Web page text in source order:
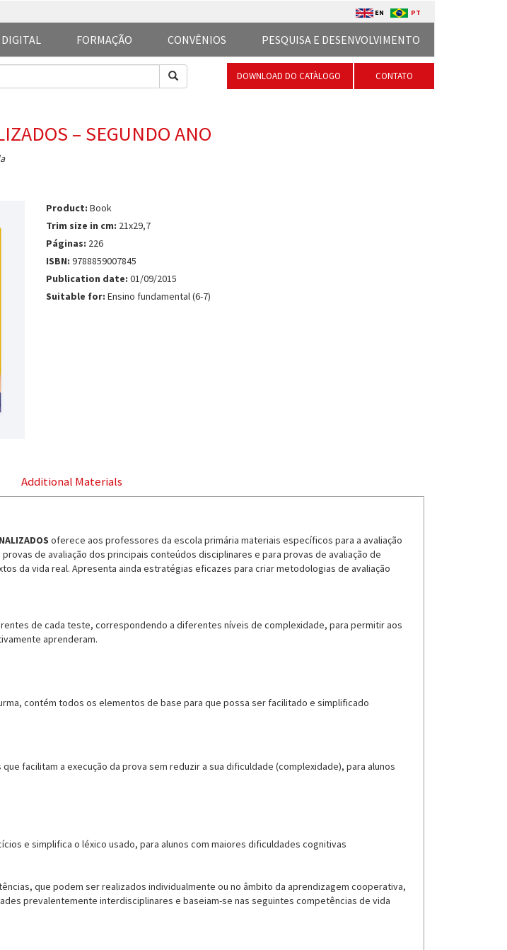
EN PT
PESQUISA E DESENVOLVIMENTO
CONVÊNIOS
FORMAÇÃO
DIGITAL
DOWNLOAD DO CATÀLOGO CONTATO
– SEGUNDO ANO
Product: Book
Trim size in cm: 21x29,7
Páginas: 226
ISBN: 9788859007845
Publication date: 01/09/2015
Suitable for: Ensino fundamental (6-7)
Additional Materials
oferece aos professores da escola primária materiais específicos para a avaliação
de avaliação dos principais conteúdos disciplinares e para provas de avaliação de
da vida real. Apresenta ainda estratégias eficazes para criar metodologias de avaliação
de cada teste, correspondendo a diferentes níveis de complexidade, para permitir aos
aprenderam.
contém todos os elementos de base para que possa ser facilitado e simplificado
facilitam a execução da prova sem reduzir a sua dificuldade (complexidade), para alunos
e simplifica o léxico usado, para alunos com maiores dificuldades cognitivas
que podem ser realizados individualmente ou no âmbito da aprendizagem cooperativa,
prevalentemente interdisciplinares e baseiam-se nas seguintes competências de vida